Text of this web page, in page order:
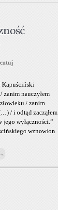
Kapuściński
zanim nauczyłem
/ zanim
/ i odtąd zacząłem
jego wyłączności.”
wznowion